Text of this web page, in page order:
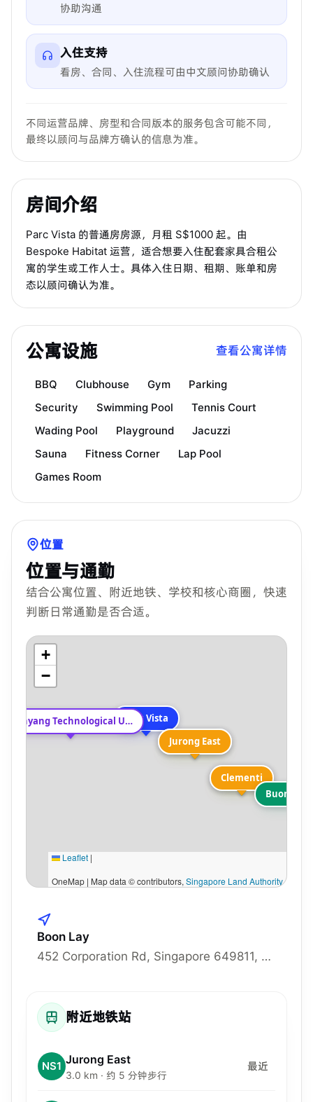
协助沟通
入住支持
看房、合同、入住流程可由中文顾问协助确认
不同运营品牌、房型和合同版本的服务包含可能不同，
最终以顾问与品牌方确认的信息为准。
房间介绍
Parc Vista 的普通房房源，月租 S$1000 起。由
Bespoke Habitat 运营，适合想要入住配套家具合租公
寓的学生或工作人士。具体入住日期、租期、账单和房
态以顾问确认为准。
公寓设施 查看公寓详情
BBQ Clubhouse Gym
Parking
Security
Swimming Pool
Tennis Court
Wading Pool
Playground
Jacuzzi
Sauna
Fitness Corner
Lap Pool
Games Room
位置
位置与通勤
结合公寓位置、附近地铁、学校和核心商圈，快速
判断日常通勤是否合适。
Parc Vista
Jurong East
Clementi
Buona
Nanyang Technological University
Jurong East
Clementi
+
−
Leaflet |
OneMap | Map data © contributors, Singapore Land Authority
Boon Lay
452 Corporation Rd, Singapore 649811, 649811
附近地铁站
NS1 Jurong East
3.0 km · 约 5 分钟步行
最近